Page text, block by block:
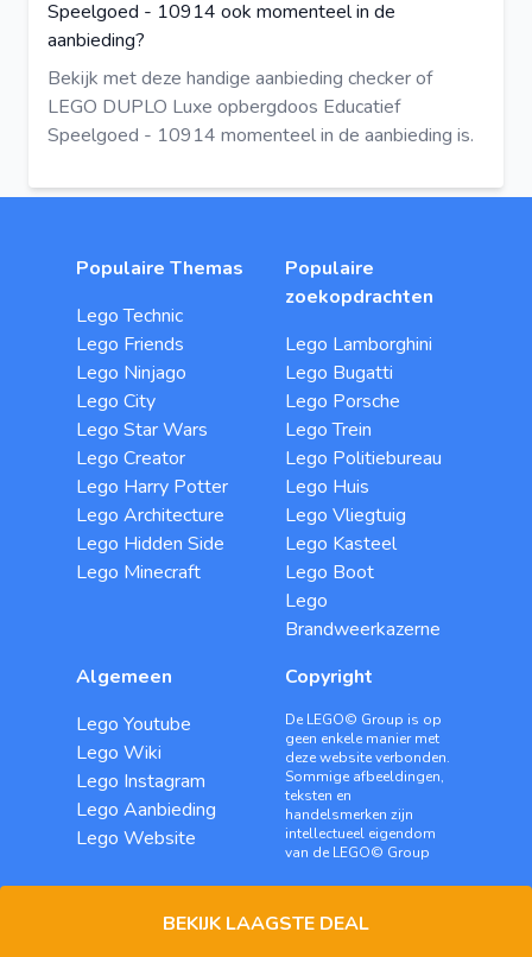
Speelgoed - 10914 ook momenteel in de
aanbieding?
Bekijk met deze handige aanbieding checkerof
LEGO DUPLO Luxe opbergdoos Educatief
Speelgoed - 10914 momenteel in de aanbieding is.
BEKIJK LAAGSTE DEAL
Populaire Themas
Lego Technic
Lego Friends
Lego Ninjago
Lego City
Lego Star Wars
Lego Creator
Lego Harry Potter
Lego Architecture
Lego Hidden Side
Lego Minecraft
Populaire
zoekopdrachten
Lego Lamborghini
Lego Bugatti
Lego Porsche
Lego Trein
Lego Politiebureau
Lego Huis
Lego Vliegtuig
Lego Kasteel
Lego Boot
Lego
Brandweerkazerne
Algemeen
Lego Youtube
Lego Wiki
Lego Instagram
Lego Aanbieding
Lego Website
Copyright
De LEGO© Group is op
geen enkele manier met
deze website verbonden.
Sommige afbeeldingen,
teksten en
handelsmerken zijn
intellectueel eigendom
van de LEGO© Group
© Copyright 2014 - 2026. All Rights Reserved.